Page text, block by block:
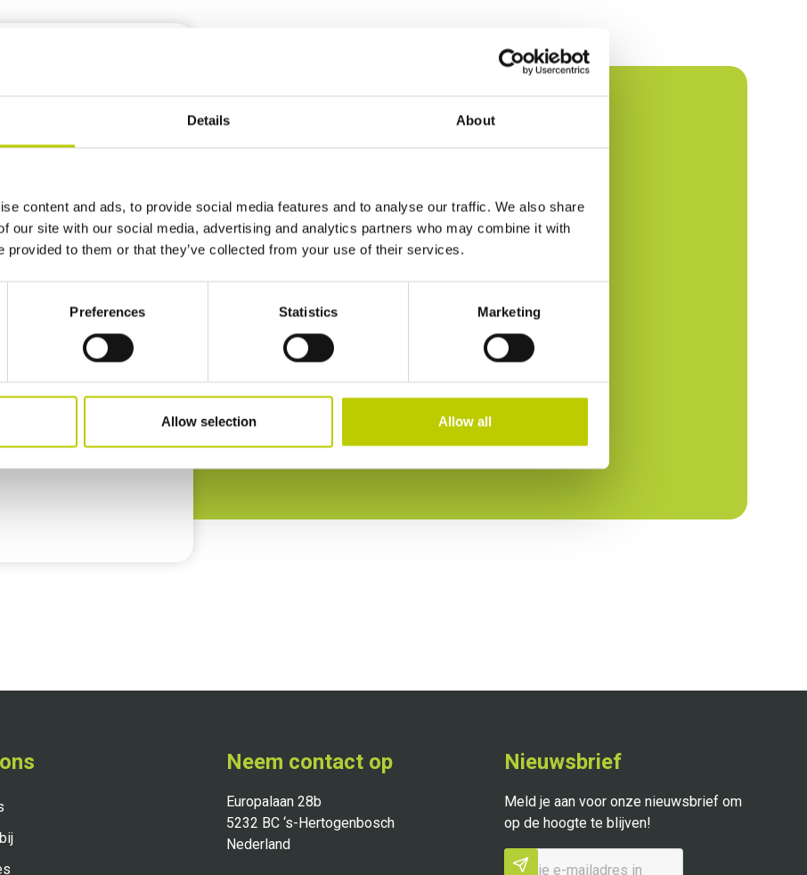
Details About
content and ads, to provide social media features and to analyse our traffic. We also share
our site with our social media, advertising and analytics partners who may combine it with
provided to them or that they’ve collected from your use of their services.
Preferences Statistics Marketing
Allow selection Allow all
Heb je nog vragen?
Voel je vrij om contact met ons op te nemen!
+31 (0) 85 0711080
Mail ons
info@dpoconsultancy.nl
Neem contact op
Europalaan 28b
5232 BC ‘s-Hertogenbosch
Nederland
Nieuwsbrief
Meld je aan voor onze nieuwsbrief om
op de hoogte te blijven!